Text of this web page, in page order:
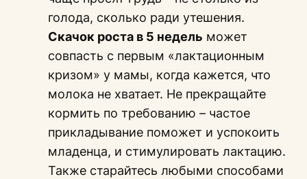
голода, сколько ради утешения.
Скачок роста в 5 недель может
совпасть с первым «лактационным
кризом» у мамы, когда кажется, что
молока не хватает. Не прекращайте
кормить по требованию – частое
прикладывание поможет и успокоить
младенца, и стимулировать лактацию.
Также старайтесь любыми способами